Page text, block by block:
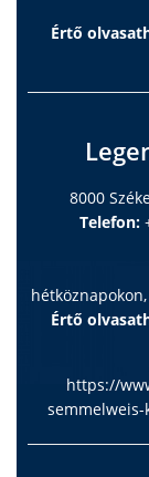
Értő
8000
Telefon:
Értő
https://